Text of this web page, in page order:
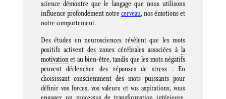
science démontre que le langage que nous utilisons
influence profondément notrecerveau, nos émotions et
notre comportement.
Des études en neurosciences révèlent que les mots
positifs activent des zones cérébrales associées àla
motivationet au bien-être, tandis que les mots négatifs
peuvent déclencher des réponses de stress .En
choisissant consciemment des mots puissants pour
définir vos forces, vos valeurs et vos aspirations, vous